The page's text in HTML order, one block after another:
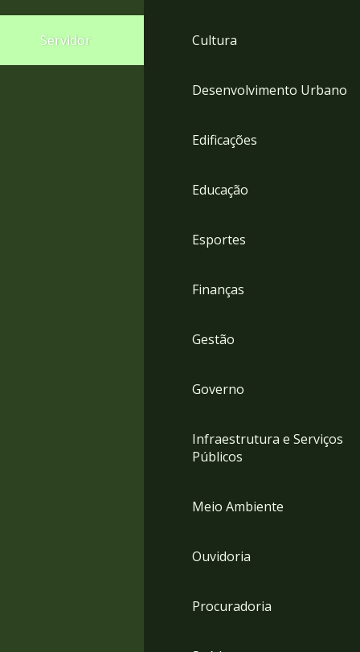
Servidor Cultura
Desenvolvimento Urbano
Edificações
Educação
Esportes
Finanças
Gestão
Governo
Infraestrutura e Serviços
Públicos
Meio Ambiente
Ouvidoria
Procuradoria